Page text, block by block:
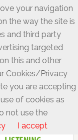
your navigation
the way the site is
and third party
targeted
this and other
Cookies/Privacy
you are accepting
of cookies as
not use the
I accept